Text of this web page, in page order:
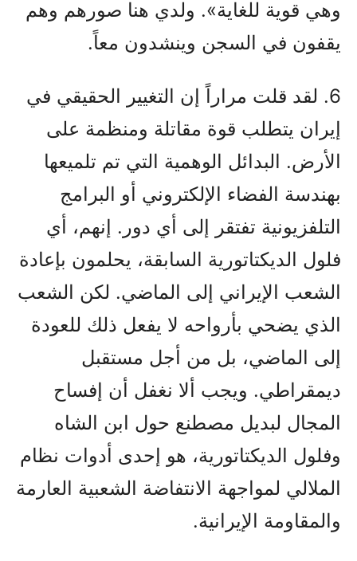
وهي قوية للغاية». ولدي هنا صورهم وهم
يقفون في السجن وينشدون معاً.
6. لقد قلت مراراً إن التغيير الحقيقي في
إيران يتطلب قوة مقاتلة ومنظمة على
الأرض. البدائل الوهمية التي تم تلميعها
بهندسة الفضاء الإلكتروني أو البرامج
التلفزيونية تفتقر إلى أي دور. إنهم، أي
فلول الديكتاتورية السابقة، يحلمون بإعادة
الشعب الإيراني إلى الماضي. لكن الشعب
الذي يضحي بأرواحه لا يفعل ذلك للعودة
إلى الماضي، بل من أجل مستقبل
ديمقراطي. ويجب ألا نغفل أن إفساح
المجال لبديل مصطنع حول ابن الشاه
وفلول الديكتاتورية، هو إحدى أدوات نظام
الملالي لمواجهة الانتفاضة الشعبية العارمة
والمقاومة الإيرانية.